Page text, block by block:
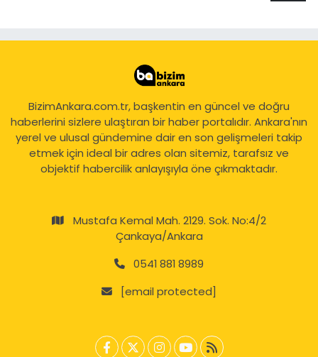
BizimAnkara.com.tr, başkentin en güncel ve doğru
haberlerini sizlere ulaştıran bir haber portalıdır. Ankara'nın
yerel ve ulusal gündemine dair en son gelişmeleri takip
etmek için ideal bir adres olan sitemiz, tarafsız ve
objektif habercilik anlayışıyla öne çıkmaktadır.
Mustafa Kemal Mah. 2129. Sok. No:4/2
Çankaya/Ankara
0541 881 8989
[email protected]